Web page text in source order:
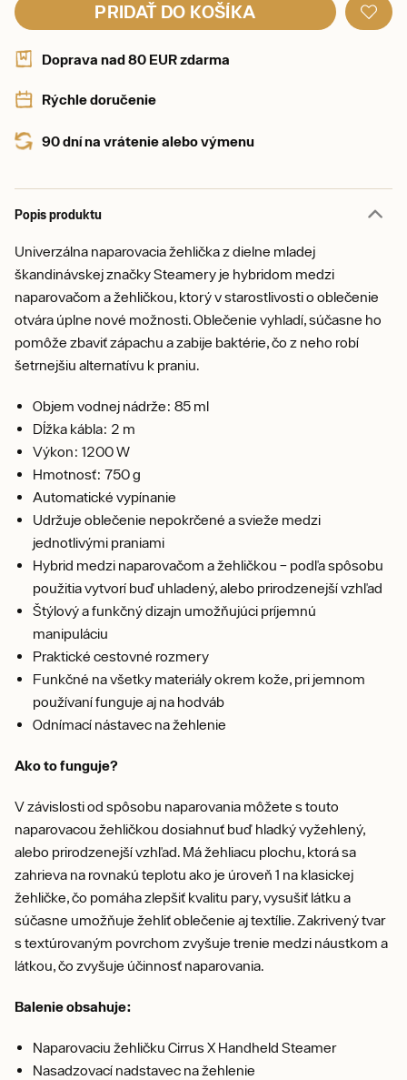
PRIDAŤ DO KOŠÍKA
Doprava nad 80 EUR zdarma
Rýchle doručenie
90 dní na vrátenie alebo výmenu
Popis produktu
Univerzálna naparovacia žehlička z dielne mladej
škandinávskej značky Steamery je hybridom medzi
naparovačom a žehličkou, ktorý v starostlivosti o oblečenie
otvára úplne nové možnosti. Oblečenie vyhladí, súčasne ho
pomôže zbaviť zápachu a zabije baktérie, čo z neho robí
šetrnejšiu alternatívu k praniu.
Objem vodnej nádrže: 85 ml
Dĺžka kábla: 2 m
Výkon: 1200 W
Hmotnosť: 750 g
Automatické vypínanie
Udržuje oblečenie nepokrčené a svieže medzi
jednotlivými praniami
Hybrid medzi naparovačom a žehličkou – podľa spôsobu
použitia vytvorí buď uhladený, alebo prirodzenejší vzhľad
Štýlový a funkčný dizajn umožňujúci príjemnú
manipuláciu
Praktické cestovné rozmery
Funkčné na všetky materiály okrem kože, pri jemnom
používaní funguje aj na hodváb
Odnímací nástavec na žehlenie
Ako to funguje?
V závislosti od spôsobu naparovania môžete s touto
naparovacou žehličkou dosiahnuť buď hladký vyžehlený,
alebo prirodzenejší vzhľad. Má žehliacu plochu, ktorá sa
zahrieva na rovnakú teplotu ako je úroveň 1 na klasickej
žehličke, čo pomáha zlepšiť kvalitu pary, vysušiť látku a
súčasne umožňuje žehliť oblečenie aj textílie. Zakrivený tvar
s textúrovaným povrchom zvyšuje trenie medzi náustkom a
látkou, čo zvyšuje účinnosť naparovania.
Balenie obsahuje:
Naparovaciu žehličku Cirrus X Handheld Steamer
Nasadzovací nadstavec na žehlenie